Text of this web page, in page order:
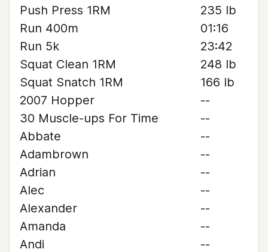
Push Press 1RM
235 lb
Run 400m
01:16
Run 5k
23:42
Squat Clean 1RM
248 lb
Squat Snatch 1RM
166 lb
2007 Hopper
--
30 Muscle-ups For Time
--
Abbate
--
Adambrown
--
Adrian
--
Alec
--
Alexander
--
Amanda
--
Andi
--